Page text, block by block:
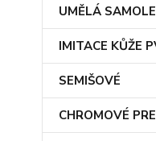
UMĚLÁ
IMITACE KŮŽE
SEMIŠOVÉ
CHROMOVÉ